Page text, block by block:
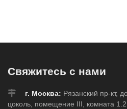
Свяжитесь с нами
г. Москва: Рязанский пр-кт,
цоколь, помещение III, комната 1.2